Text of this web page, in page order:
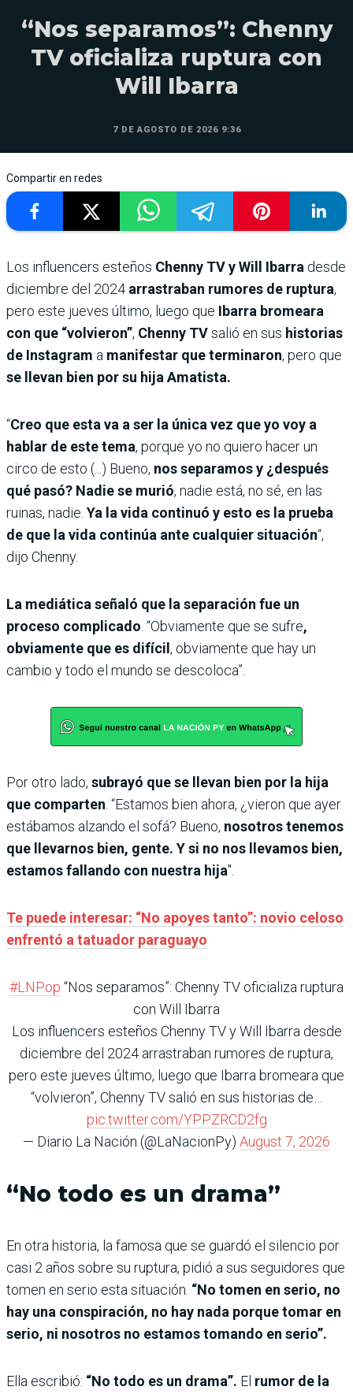
“Nos separamos”: Chenny
TV oficializa ruptura con
Will Ibarra
7 DE AGOSTO DE 2026 9:36
Compartir en redes
Los influencers esteños Chenny TV y Will Ibarra desde
diciembre del 2024 arrastraban rumores de ruptura,
pero este jueves último, luego que Ibarra bromeara
con que “volvieron”, Chenny TVsalió en sus historias
de Instagram a manifestar que terminaron, pero que
se llevan bien por su hija Amatista.
“Creo que esta va a ser la única vez que yo voy a
hablar de este tema, porque yo no quiero hacer un
circo de esto (...) Bueno, nos separamos y ¿después
qué pasó? Nadie se murió, nadie está, no sé, en las
ruinas, nadie. Ya la vida continuó y esto es la prueba
de que la vida continúa ante cualquier situación“,
dijo Chenny.
La mediática señaló que la separación fue un
proceso complicado . “Obviamente que se sufre,
obviamente que es difícil , obviamente que hay un
cambio y todo el mundo se descoloca”.
Por otro lado, subrayó que se llevan bien por la hija
que comparten . “Estamos bien ahora, ¿vieron que ayer
estábamos alzando el sofá? Bueno, nosotros tenemos
que llevarnos bien, gente. Y si no nos llevamos bien,
estamos fallando con nuestra hija".
Te puede interesar: “No apoyes tanto”: novio celoso
enfrentó a tatuador paraguayo
#LNPop “Nos separamos”: Chenny TV oficializa ruptura
con Will Ibarra
Los influencers esteños Chenny TV y Will Ibarra desde
diciembre del 2024 arrastraban rumores de ruptura,
pero este jueves último, luego que Ibarra bromeara que
“volvieron”, Chenny TV salió en sus historias de…
pic.twitter.com/YPPZRCD2fg
— Diario La Nación (@LaNacionPy) August 7, 2026
“No todo es un drama”
En otra historia, la famosa que se guardó el silencio por
casi 2 años sobre su ruptura, pidió a sus seguidores que
tomen en serio esta situación. “No tomen en serio, no
hay una conspiración, no hay nada porque tomar en
serio, ni nosotros no estamos tomando en serio”.
Ella escribió: “No todo es un drama”. El rumor de la